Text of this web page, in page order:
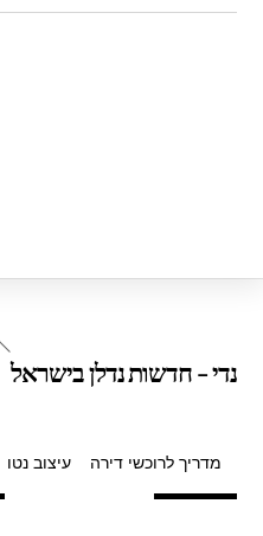
נדי - חדשות נדלן בישראל
מדריך לרוכשי דירה עיצוב נטו